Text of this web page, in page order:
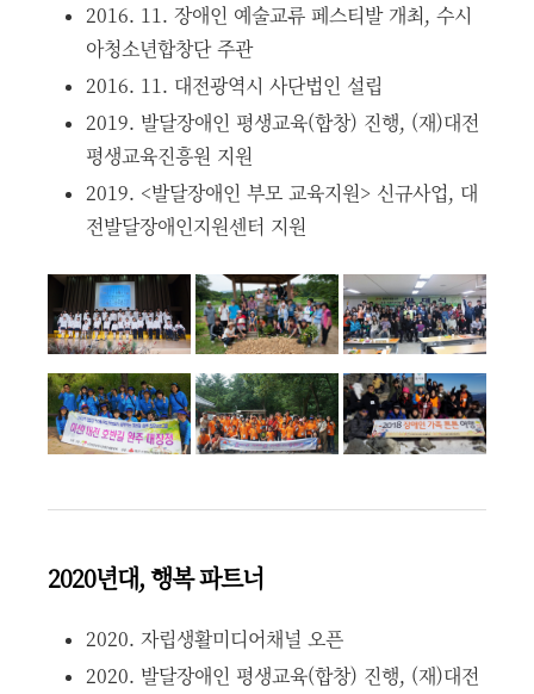
2016. 11. 장애인 예술교류 페스티발 개최, 수시
아청소년합창단 주관
2016. 11. 대전광역시 사단법인 설립
2019. 발달장애인 평생교육(합창) 진행, (재)대전
평생교육진흥원 지원
2019. <발달장애인 부모 교육지원> 신규사업, 대
전발달장애인지원센터 지원
2020년대, 행복 파트너
2020. 자립생활미디어채널 오픈
2020. 발달장애인 평생교육(합창) 진행, (재)대전